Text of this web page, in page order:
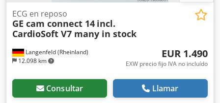
Langenfeld (Rheinland)
12.098 km
ECG en reposo
GE cam connect 14 incl.
CardioSoft V7 many in stock
EUR 1.490
EXW precio fijo IVA no incluído
Consultar Llamar